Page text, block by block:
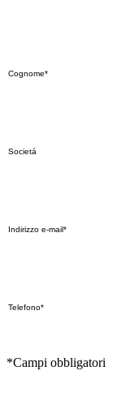
*Campi obbligatori